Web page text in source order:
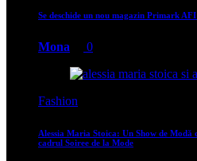
Se deschide un nou magazin Primark
Mona 0
Fashion
Alessia Maria Stoica: Un Show de Modă
cadrul Soiree de la Mode